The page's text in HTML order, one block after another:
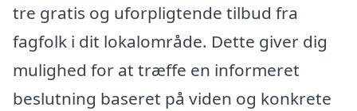
tre gratis og uforpligtende tilbud fra
fagfolk i dit lokalområde. Dette giver dig
mulighed for at træffe en informeret
beslutning baseret på viden og konkrete